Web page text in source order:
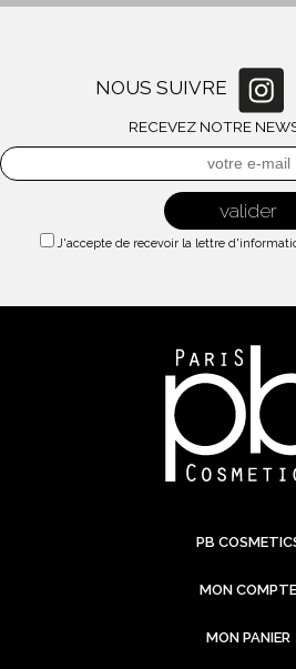
NOUS SUIVRE
RECEVEZ NOTRE
J'accepte de recevoir la lettre
PB
MON COMPTE
MON PANIER